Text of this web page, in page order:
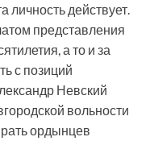
личность действует.
представления
а то и за
с позиций
Невский
вольности
рать ордынцев